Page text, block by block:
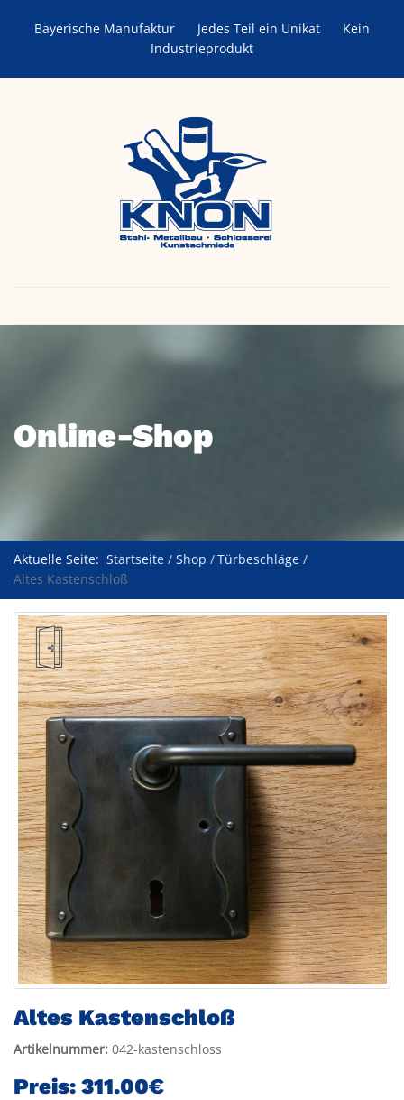
Bayerische Manufaktur Jedes Teil ein Unikat
Kein
Industrieprodukt
Online-Shop
Aktuelle Seite: Startseite Shop
Türbeschläge
Altes Kastenschloß
Altes Kastenschloß
Artikelnummer: 042-kastenschloss
Preis: 311.00€